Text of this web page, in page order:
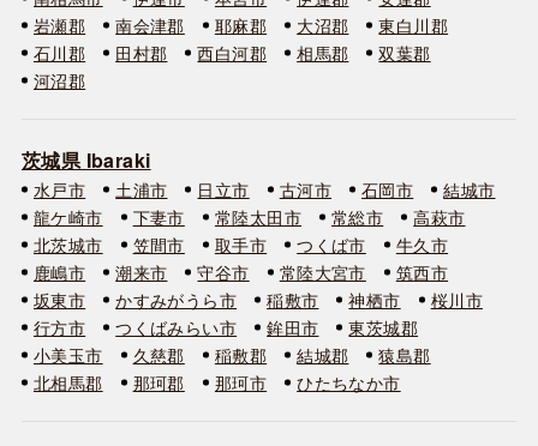
岩瀬郡
南会津郡 耶麻郡 大沼郡
東白川郡
石川郡
田村郡 西白河郡 相馬郡
双葉郡
河沼郡
茨城県 Ibaraki
水戸市 土浦市 日立市 古河市 石岡市
結城市
龍ケ崎市
下妻市 常陸太田市 常総市
高萩市
北茨城市
笠間市 取手市 つくば市
牛久市
鹿嶋市
潮来市 守谷市 常陸大宮市
筑西市
坂東市
かすみがうら市 稲敷市 神栖市
桜川市
行方市
つくばみらい市 鉾田市
東茨城郡
小美玉市
久慈郡 稲敷郡 結城郡
猿島郡
北相馬郡
那珂郡 那珂市 ひたちなか市